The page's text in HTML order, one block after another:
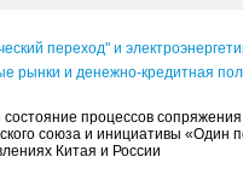
переход" и
рынки и денежно-кредитная
процессов сопряжения
союза и инициативы «Один
Китая и России